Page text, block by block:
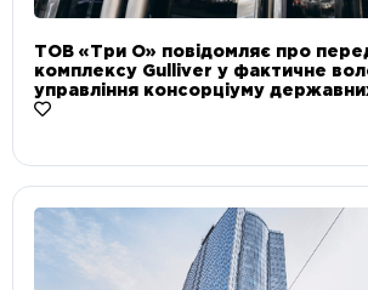
ТОВ «Три О» повідомляє про
комплексу Gulliver у фактичне
управління консорціуму